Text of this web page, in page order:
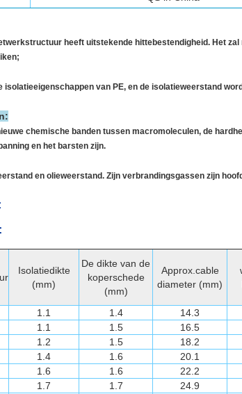
heeft uitstekende hittebestendigheid. Het
isolatieeigenschappen van PE, en de isolatieweerstand
chemische banden tussen macromoleculen, de
en het barsten zijn.
en olieweerstand. Zijn verbrandingsgassen zijn
Isolatiedikte
(mm)
De dikte van de
koperschede
(mm)
Approx.cable
diameter (mm)
1.1 1.4 14.3
1.1 1.5 16.5
1.2 1.5 18.2
1.4 1.6 20.1
1.6 1.6 22.2
1.7 1.7 24.9